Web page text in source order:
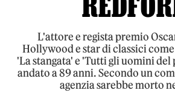
L'attore e regista premio
Hollywood e star di classici
'La stangata' e 'Tutti gli uomini del
andato a 89 anni. Secondo un
agenzia sarebbe morto